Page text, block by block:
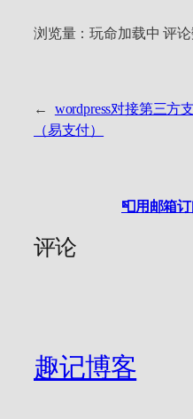
浏览量：玩命加载中 评论
←
wordpress对接第三方
（易支付）
📮用邮箱
评论
趣记博客